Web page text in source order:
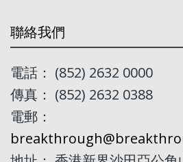
聯絡我們
電話： (852) 2632 0000
傳真： (852) 2632 0388
電郵：